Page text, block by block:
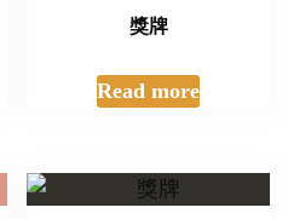
獎牌
Read more